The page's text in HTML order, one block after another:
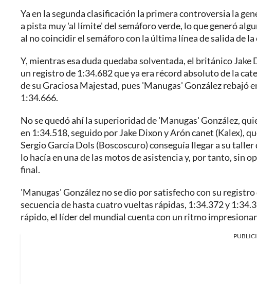
Ya en la segunda clasificación la primera controversia la
a pista muy 'al límite' del semáforo verde, lo que generó
al no coincidir el semáforo con la última línea de salida de la
Y, mientras esa duda quedaba solventada, el británico
un registro de 1:34.682 que ya era récord absoluto de la
de su Graciosa Majestad, pues 'Manugas' González rebajó
1:34.666.
No se quedó ahí la superioridad de 'Manugas' González,
en 1:34.518, seguido por Jake Dixon y Arón canet (Kalex),
Sergio García Dols (Boscoscuro) conseguía llegar a su
lo hacía en una de las motos de asistencia y, por tanto, sin
final.
'Manugas' González no se dio por satisfecho con su
secuencia de hasta cuatro vueltas rápidas, 1:34.372 y
rápido, el líder del mundial cuenta con un ritmo